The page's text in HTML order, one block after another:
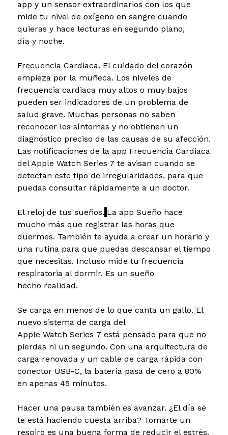
app y un sensor extraordinarios con los que
mide tu nivel de oxígeno en sangre cuando
quieras y hace lecturas en segundo plano,
día y noche.
Frecuencia Cardiaca. El cuidado del corazón
empieza por la muñeca. Los niveles de
frecuencia cardiaca muy altos o muy bajos
pueden ser indicadores de un problema de
salud grave. Muchas personas no saben
reconocer los síntomas y no obtienen un
diagnóstico preciso de las causas de su afección.
Las notificaciones de la app Frecuencia Cardiaca
del Apple Watch Series 7 te avisan cuando se
detectan este tipo de irregularidades, para que
puedas consultar rápidamente a un doctor.
El reloj de tus sueños. La app Sueño hace
mucho más que registrar las horas que
duermes. También te ayuda a crear un horario y
una rutina para que puedas descansar el tiempo
que necesitas. Incluso mide tu frecuencia
respiratoria al dormir. Es un sueño
hecho realidad.
Se carga en menos de lo que canta un gallo. El
nuevo sistema de carga del
Apple Watch Series 7 está pensado para que no
pierdas ni un segundo. Con una arquitectura de
carga renovada y un cable de carga rápida con
conector USB-C, la batería pasa de cero a 80%
en apenas 45 minutos.
Hacer una pausa también es avanzar. ¿El día se
te está haciendo cuesta arriba? Tomarte un
respiro es una buena forma de reducir el estrés.